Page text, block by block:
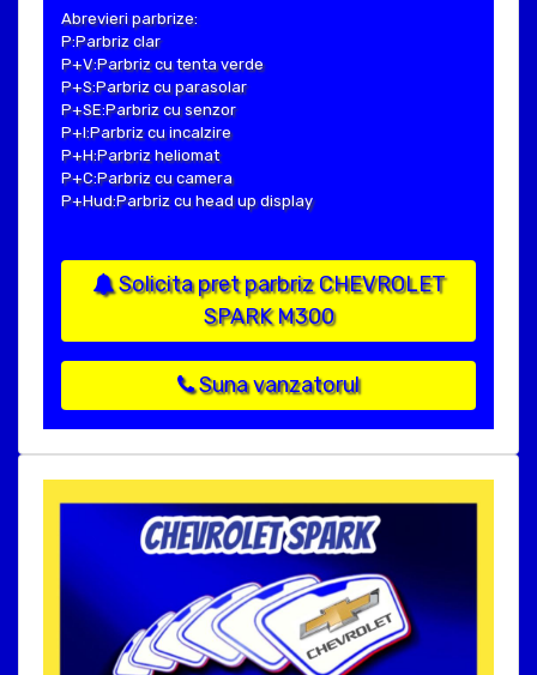
Abrevieri parbrize:
P:Parbriz clar
P+V:Parbriz cu tenta verde
P+S:Parbriz cu parasolar
P+SE:Parbriz cu senzor
P+I:Parbriz cu incalzire
P+H:Parbriz heliomat
P+C:Parbriz cu camera
P+Hud:Parbriz cu head up display
Solicita pret parbriz CHEVROLET
SPARK M300
Suna vanzatorul